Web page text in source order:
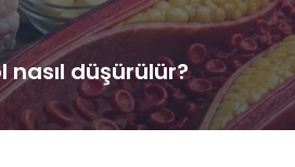
nasıl düşürülür?